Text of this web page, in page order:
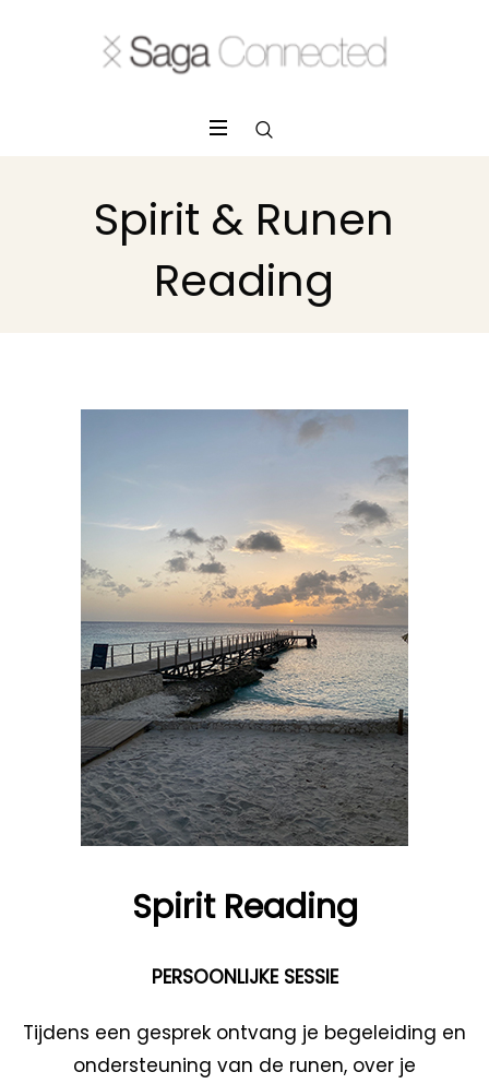
Spirit & Runen
Reading
Spirit Reading
PERSOONLIJKE SESSIE
Tijdens een gesprek ontvang je begeleiding en
ondersteuning van de runen, over je